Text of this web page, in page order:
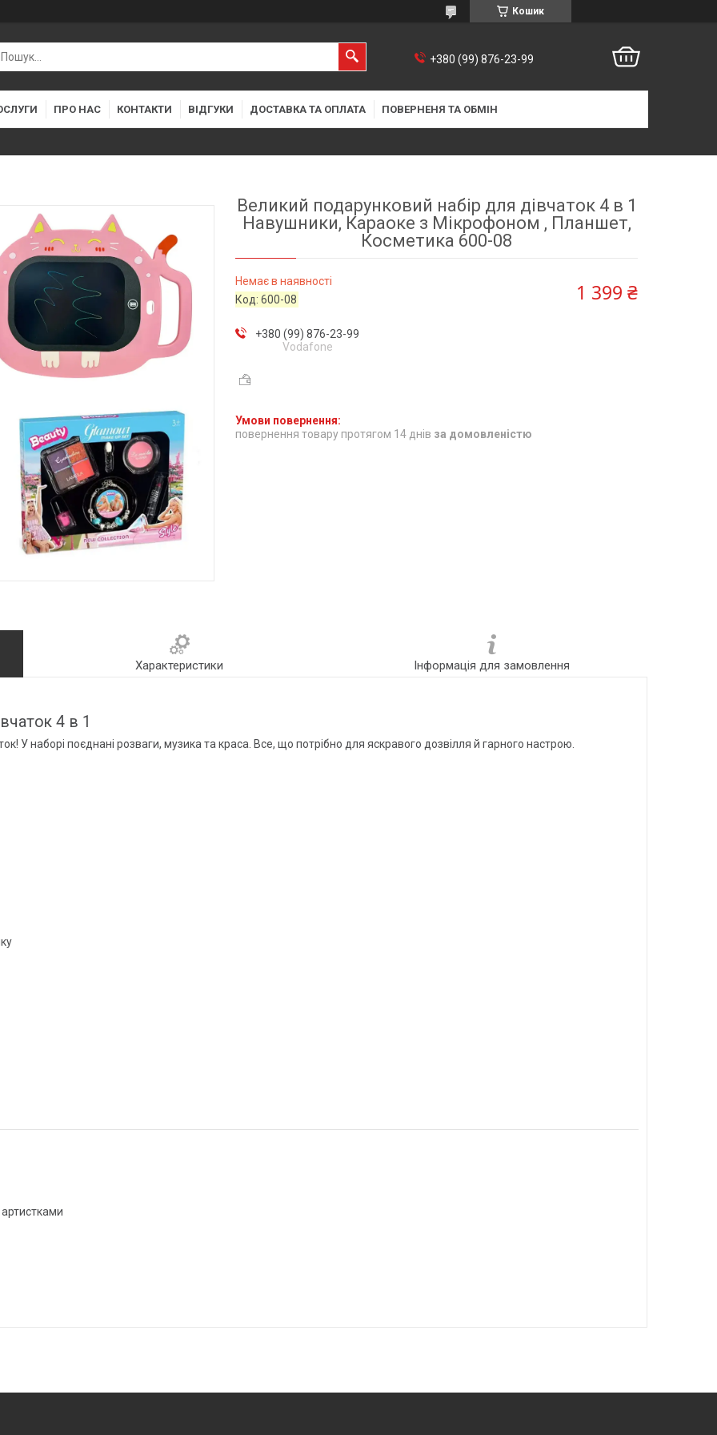
Кошик
+380 (99) 876-23-99
ПРО НАС КОНТАКТИ ВІДГУКИ ДОСТАВКА ТА ОПЛАТА ПОВЕРНЕНЯ ТА ОБМІН
Великий подарунковий набір для дівчаток 4 в 1
Навушники, Караоке з Мікрофоном , Планшет,
Косметика 600-08
Немає в наявності
Код:600-08 1 399 ₴
+380 (99) 876-23-99
Vodafone
повернення товару протягом 14 днів за домовленістю
Характеристики Інформація для замовлення
4 в 1
У наборі поєднані розваги, музика та краса. Все, що потрібно для яскравого дозвілля й гарного настрою.